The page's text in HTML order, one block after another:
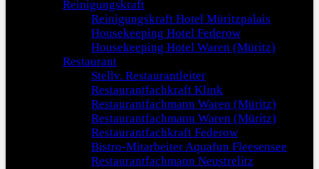
Reinigungskraft
Reinigungskraft Hotel Müritzpalais
Housekeeping Hotel Federow
Housekeeping Hotel Waren (Müritz)
Restaurant
Stellv. Restaurantleiter
Restaurantfachkraft Klink
Restaurantfachmann Waren (Müritz)
Restaurantfachmann Waren (Müritz)
Restaurantfachkraft Federow
Bistro-Mitarbeiter Aquafun Fleesensee
Restaurantfachmann Neustrelitz